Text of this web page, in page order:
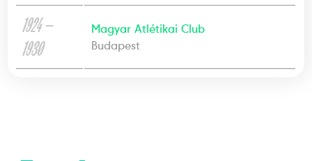
1924 —
1930
Magyar Atlétikai Club
Budapest